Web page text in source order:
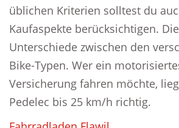
üblichen Kriterien solltest du
Kaufaspekte berücksichtigen.
Unterschiede zwischen den
Bike-Typen. Wer ein
Versicherung fahren möchte,
Pedelec bis 25 km/h richtig.